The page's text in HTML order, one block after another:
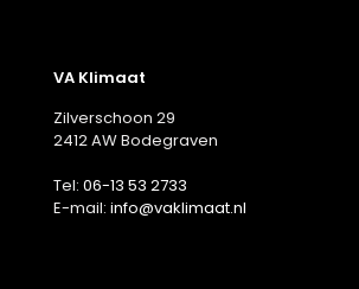
VA Klimaat
Zilverschoon 29
2412 AW Bodegraven
Tel: 06-13 53 2733
E-mail: info@vaklimaat.nl